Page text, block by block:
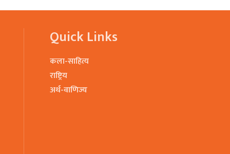
Quick Links
कला-साहित्य
राष्ट्रिय
अर्थ-वाणिज्य